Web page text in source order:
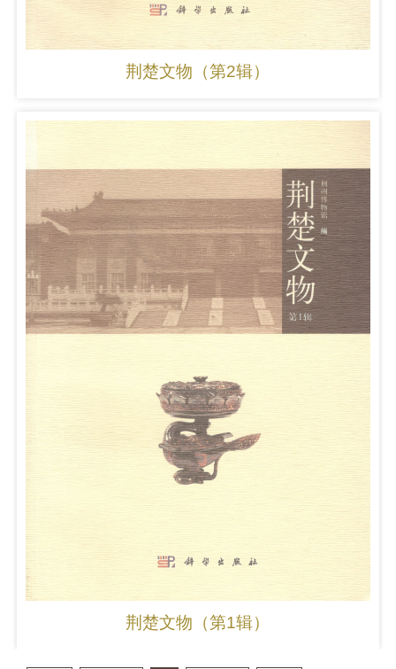
荆楚文物（第2辑）
荆楚文物（第1辑）